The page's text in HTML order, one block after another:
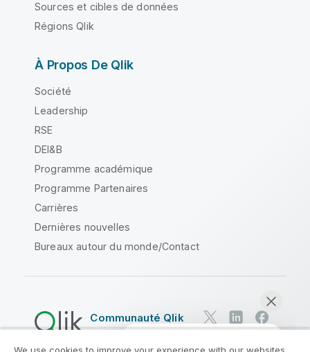
Sources et cibles de données
Régions Qlik
À Propos De Qlik
Société
Leadership
RSE
DEI&B
Programme académique
Programme Partenaires
Carrières
Dernières nouvelles
Bureaux autour du monde/Contact
Communauté Qlik